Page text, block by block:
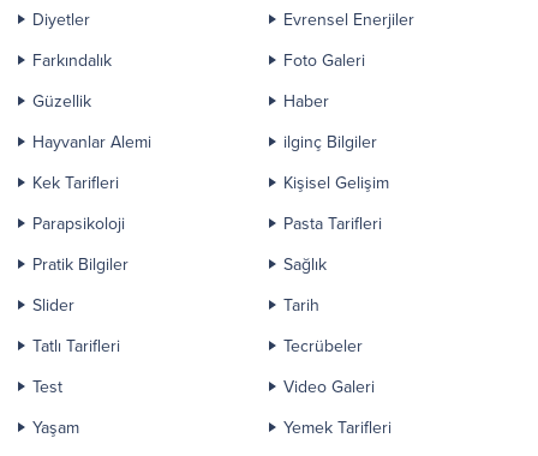
Diyetler
Evrensel Enerjiler
Farkındalık
Foto Galeri
Güzellik
Haber
Hayvanlar Alemi
ilginç Bilgiler
Kek Tarifleri
Kişisel Gelişim
Parapsikoloji
Pasta Tarifleri
Pratik Bilgiler
Sağlık
Slider
Tarih
Tatlı Tarifleri
Tecrübeler
Test
Video Galeri
Yaşam
Yemek Tarifleri